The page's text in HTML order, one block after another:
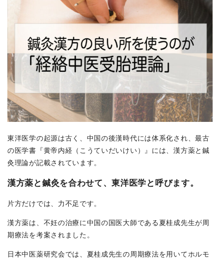
東洋医学の起源は古く、中国の後漢時代には体系化され、最古
の医学書『黄帝内経（こうていだいけい）』には、漢方薬と鍼
灸理論が記載されています。
漢方薬と鍼灸を合わせて、東洋医学と呼びます。
片方だけでは、力不足です。
漢方薬は、不妊の治療に中国の国医大師である夏桂成先生が周
期療法を考案されました。
日本中医薬研究会では、夏桂成先生の周期療法を用いてホルモ